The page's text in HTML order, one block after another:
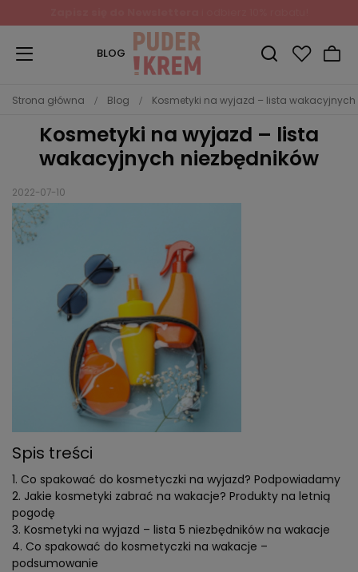
BLOG
Strona główna Blog Kosmetyki na wyjazd – lista wakacyjnych
Kosmetyki na wyjazd – lista
wakacyjnych niezbędników
2022-07-10
Spis treści
Co spakować do kosmetyczki na wyjazd? Podpowiadamy
Jakie kosmetyki zabrać na wakacje? Produkty na letnią
pogodę
Kosmetyki na wyjazd – lista 5 niezbędników na wakacje
Co spakować do kosmetyczki na wakacje –
podsumowanie